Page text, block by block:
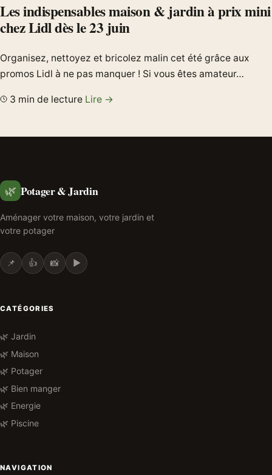
Les indispensables maison & jardin à prix mini
chez Lidl dès le 23 juin
Organisez, nettoyez et bricolez malin cet été grâce aux
promos Lidl à ne pas manquer ! Si vous êtes amateur…
3 min de lecture Lire →
🌿 Potager & Jardin
Aménager votre maison, votre jardin et
votre potager
📌 👍 📸 ▶️
CATÉGORIES
🌿 Jardin
🌿 Maison
🌿 Potager
🌿 Bien manger
🌿 Energie
🌿 Piscine
NAVIGATION